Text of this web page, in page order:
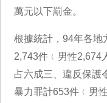
萬元以下罰金。
根據統計，94年各地
2,743件﹙男性2,674
占六成三、違反保護
暴力罪計653件﹙男